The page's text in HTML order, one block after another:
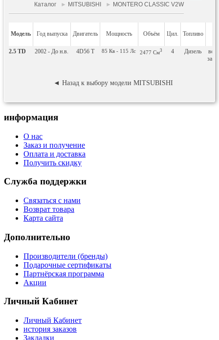
Каталог ► MITSUBISHI ► MONTERO CLASSIC V2W
Модель Год выпуска Двигатель Мощность Объём Цил. Топливо
2.5 TD 2002 - До н.в. 4D56 T 85 Кв - 115 Лс 2477 См3 4 Дизель
◄ Назад к выбору модели MITSUBISHI
информация
О нас
Заказ и получение
Оплата и доставка
Получить скидку
Служба поддержки
Связаться с нами
Возврат товара
Карта сайта
Дополнительно
Производители (бренды)
Подарочные сертификаты
Партнёрская программа
Акции
Личный Кабинет
Личный Кабинет
история заказов
Закладки